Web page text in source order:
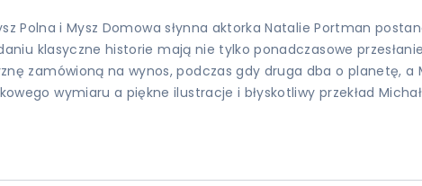
Polna i Mysz Domowa słynna aktorka Natalie Portman
klasyczne historie mają nie tylko ponadczasowe
zamówioną na wynos, podczas gdy druga dba o planetę, a
wymiaru a piękne ilustracje i błyskotliwy przekład